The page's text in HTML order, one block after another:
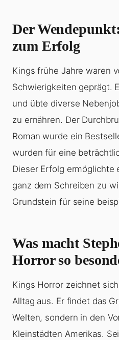
Der
zum Erfolg
Kings frühe Jahre waren
Schwierigkeiten geprägt.
und übte diverse
zu ernähren. Der
Roman wurde ein
wurden für eine
Dieser Erfolg ermöglichte
ganz dem Schreiben zu
Grundstein für seine
Was macht
Horror so
Kings Horror zeichnet
Alltag aus. Er findet das
Welten, sondern in den
Kleinstädten Amerikas.